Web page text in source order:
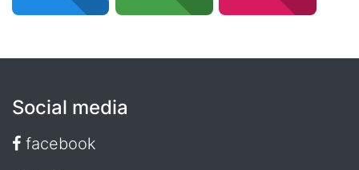
Social media
facebook